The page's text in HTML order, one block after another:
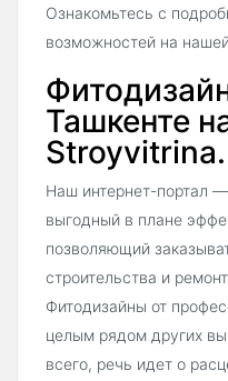
Ознакомьтесь с
возможностей на
Ташкенте
Наш интернет-портал
выгодный в плане
позволяющий
строительства и
Фитодизайны от
целым рядом других
всего, речь идет о